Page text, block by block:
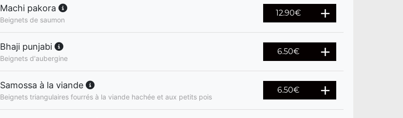
Machi pakora
Beignets de saumon
12.90€
Bhaji punjabi
Beignets d'aubergine
6.50€
Samossa à la viande
Beignets triangulaires fourrés à la viande hachée et aux petits pois
6.50€